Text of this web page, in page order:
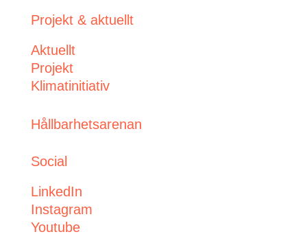
Projekt & aktuellt
Aktuellt
Projekt
Klimatinitiativ
Hållbarhetsarenan
Social
LinkedIn
Instagram
Youtube